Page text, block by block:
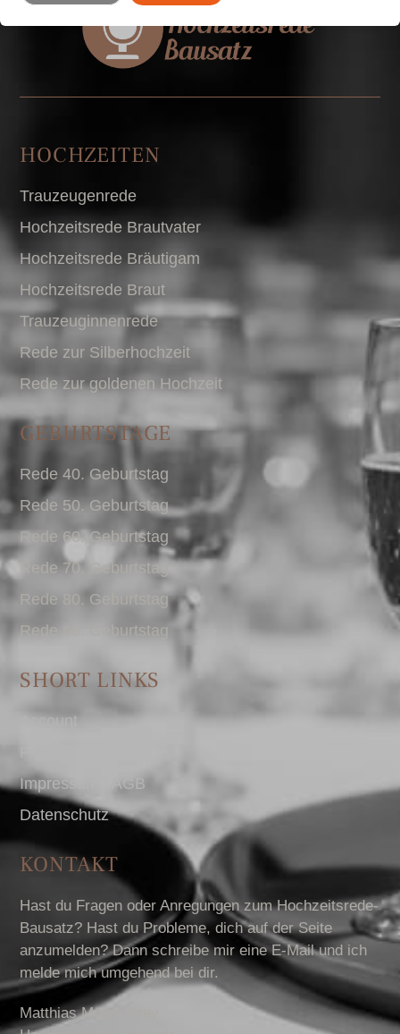
HOCHZEITEN
Trauzeugenrede
Hochzeitsrede Brautvater
Hochzeitsrede Bräutigam
Hochzeitsrede Braut
Trauzeuginnenrede
Rede zur Silberhochzeit
Rede zur goldenen Hochzeit
GEBURTSTAGE
Rede 40. Geburtstag
Rede 50. Geburtstag
Rede 60. Geburtstag
Rede 70. Geburtstag
Rede 80. Geburtstag
Rede 90. Geburtstag
SHORT LINKS
Account
Impressum I AGB
Datenschutz
KONTAKT
Hast du Fragen oder Anregungen zum Hochzeitsrede-
Bausatz? Hast du Probleme, dich auf der Seite
anzumelden? Dann schreibe mir eine E-Mail und ich
melde mich umgehend bei dir.
Matthias Müller-Krey